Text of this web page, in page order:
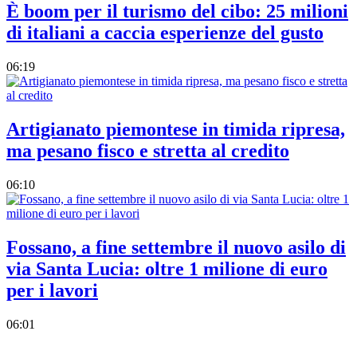
È boom per il turismo del cibo: 25 milioni
di italiani a caccia esperienze del gusto
06:19
Artigianato piemontese in timida ripresa,
ma pesano fisco e stretta al credito
06:10
Fossano, a fine settembre il nuovo asilo di
via Santa Lucia: oltre 1 milione di euro
per i lavori
06:01